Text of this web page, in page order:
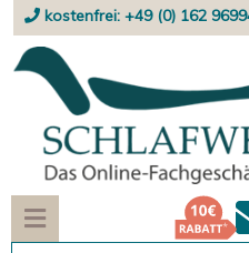
kostenfrei: +49 (0) 162